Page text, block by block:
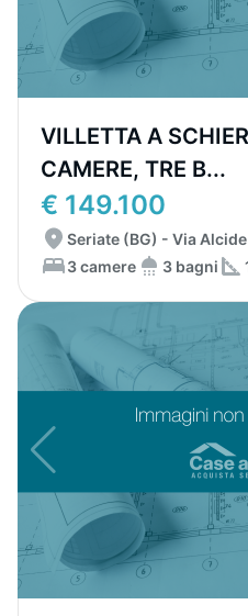
VILLETTA A
CAMERE, TRE B...
€ 149.100
Seriate (BG) - Via Alcide
3 camere
3 bagni